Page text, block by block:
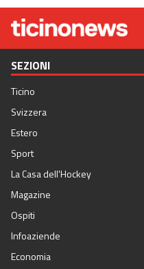
SEZIONI
Ticino
Svizzera
Estero
Sport
La Casa dell'Hockey
Magazine
Ospiti
Infoaziende
Economia